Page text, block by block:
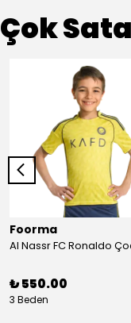
Çok
Foorma
₺ 550.00
3 Beden